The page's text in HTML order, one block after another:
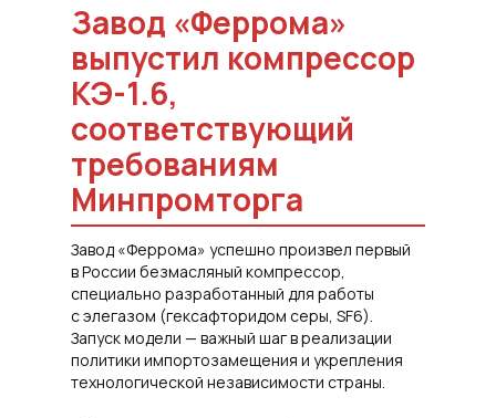
Завод «Феррома» успешно произвел первый
в России безмасляный компрессор,
специально разработанный для работы
с элегазом (гексафторидом серы, SF6).
Запуск модели — важный шаг в реализации
политики импортозамещения и укрепления
технологической независимости страны.
Завод «Феррома»
выпустил компрессор
КЭ-1.6,
соответствующий
требованиям
Минпромторга